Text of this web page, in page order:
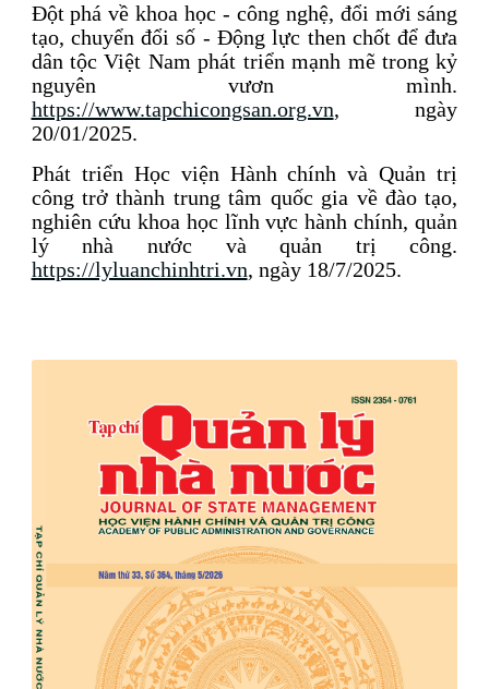
Đột phá về khoa học - công nghệ, đổi mới sáng
tạo, chuyển đổi số - Động lực then chốt để đưa
dân tộc Việt Nam phát triển mạnh mẽ trong kỷ
nguyên vươn mình.
https://www.tapchicongsan.org.vn, ngày
20/01/2025.
Phát triển Học viện Hành chính và Quản trị
công trở thành trung tâm quốc gia về đào tạo,
nghiên cứu khoa học lĩnh vực hành chính, quản
lý nhà nước và quản trị công.
https://lyluanchinhtri.vn, ngày 18/7/2025.